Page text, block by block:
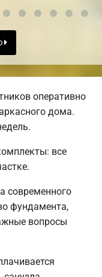
оперативно
дома.
все
современного
фундамента,
вопросы